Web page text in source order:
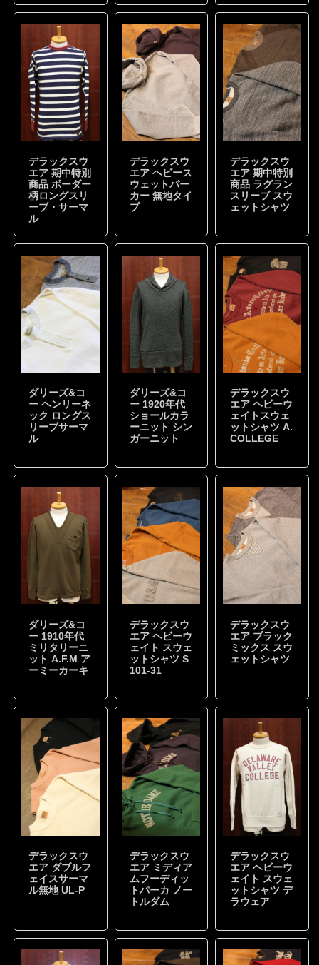
デラックスウ
エア 期中特別
商品 ボーダー
柄ロングスリ
ーブ・サーマ
ル
デラックスウ
エア ヘビース
ウェットパー
カー 無地タイ
プ
デラックスウ
エア 期中特別
商品 ラグラン
スリーブ スウ
ェットシャツ
ダリーズ&コ
ー ヘンリーネ
ック ロングス
リーブサーマ
ル
ダリーズ&コ
ー 1920年代
ショールカラ
ーニット シン
ガーニット
デラックスウ
エア ヘビーウ
ェイトスウェ
ットシャツ A.
COLLEGE
ダリーズ&コ
ー 1910年代
ミリタリーニ
ット A.F.M ア
ーミーカーキ
デラックスウ
エア ヘビーウ
ェイト スウェ
ットシャツ S
101-31
デラックスウ
エア ブラック
ミックス スウ
ェットシャツ
デラックスウ
エア ダブルフ
ェイスサーマ
ル無地 UL-P
デラックスウ
エア ミディア
ムフーディッ
トパーカ ノー
トルダム
デラックスウ
エア ヘビーウ
ェイト スウェ
ットシャツ デ
ラウェア